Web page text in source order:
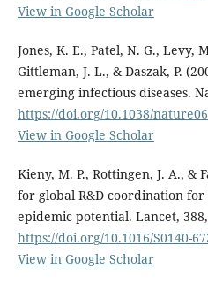
View in Google Scholar
Jones, K. E., Patel, N. G., Levy,
Gittleman, J. L., & Daszak, P.
emerging infectious diseases.
https://doi.org/10.1038/
View in Google Scholar
Kieny, M. P., Rottingen, J. A., &
for global R&D coordination
epidemic potential. Lancet, 388,
https://doi.org/10.1016/S0140-
View in Google Scholar